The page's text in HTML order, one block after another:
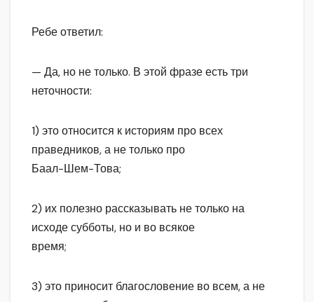
Ребе ответил:
— Да, но не только. В этой фразе есть три
неточности:
1) это относится к историям про всех
праведников, а не только про
Баал-Шем-Това;
2) их полезно рассказывать не только на
исходе субботы, но и во всякое
время;
3) это приносит благословение во всем, а не